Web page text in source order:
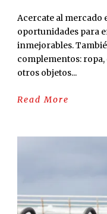
Acercate al mercado
oportunidades para
inmejorables.
complementos:
otros objetos...
Read More